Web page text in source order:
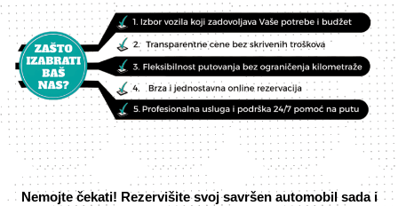
Nemojte čekati! Rezervišite svoj savršen automobil sada i